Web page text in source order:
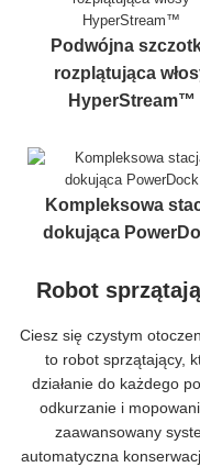
Podwójna
rozplątująca
HyperStream™
Kompleksowa
dokująca
Robot
Ciesz się czystym
to robot sprzątający,
działanie do każdego
odkurzanie i
zaawansowany
automatyczna